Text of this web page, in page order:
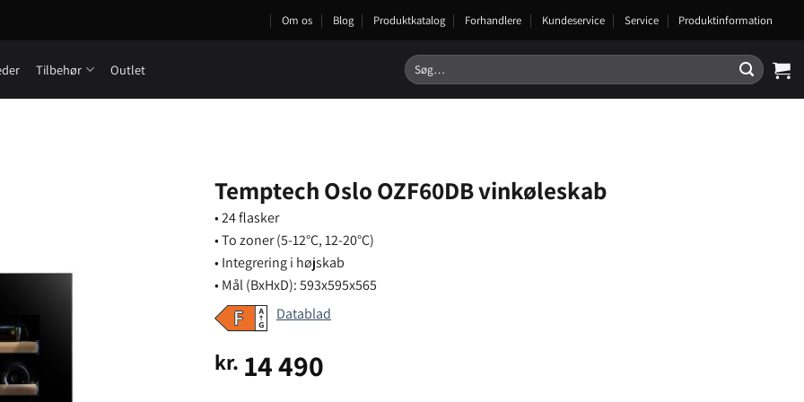
Om os Blog Produktkatalog Forhandlere Kundeservice Service Produktinformation
Tilbehør Outlet
Søg
efter:
Temptech Oslo OZF60DB vinkøleskab
• 24 flasker
• To zoner (5-12°C, 12-20°C)
• Integrering i højskab
• Mål (BxHxD): 593x595x565
Datablad
kr. 14 490